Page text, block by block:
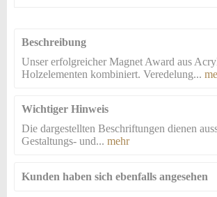
Beschreibung
Unser erfolgreicher Magnet Award aus
Holzelementen kombiniert. Veredelung...
Wichtiger Hinweis
Die dargestellten Beschriftungen dienen
Gestaltungs- und... mehr
Kunden haben sich ebenfalls angesehen